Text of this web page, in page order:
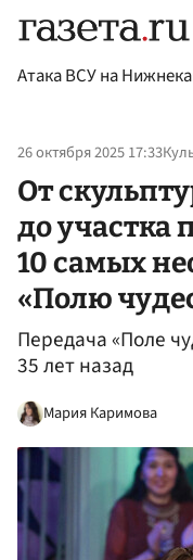
Атака ВСУ на
26 октября 2025 17:33
От
до участка
10 самых
«Полю
Передача «Поле
35 лет назад
Мария Каримова